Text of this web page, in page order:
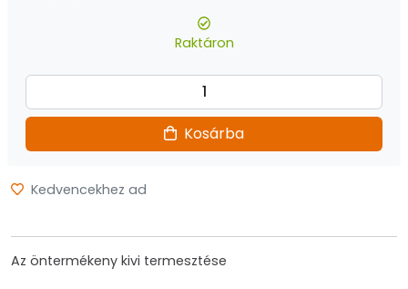
Raktáron
Kosárba
Kedvencekhez ad
Az öntermékeny kivi termesztése